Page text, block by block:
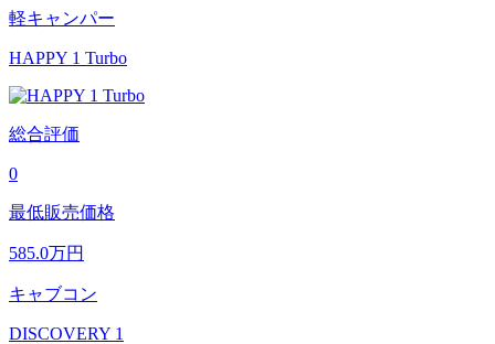
軽キャンパー
HAPPY 1 Turbo
総合評価
0
最低販売価格
585.0万円
キャブコン
DISCOVERY 1